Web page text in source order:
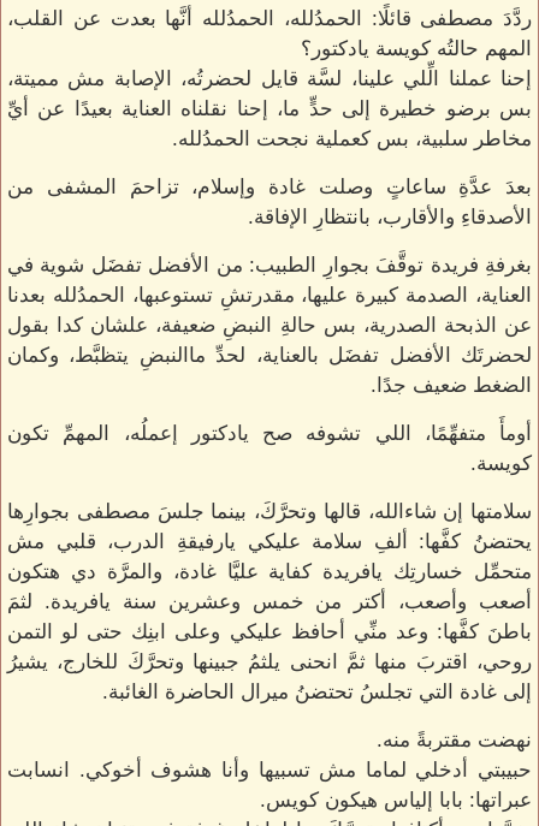
ردَّدَ مصطفى قائلًا: الحمدُلله، الحمدُلله أنَّها بعدت عن القلب،
المهم حالتُه كويسة يادكتور؟
إحنا عملنا الِّلي علينا، لسَّة قايل لحضرتُه، الإصابة مش مميتة،
بس برضو خطيرة إلى حدٍّ ما، إحنا نقلناه العناية بعيدًا عن أيِّ
مخاطر سلبية، بس كعملية نجحت الحمدُلله.
بعدَ عدَّةِ ساعاتٍ وصلت غادة وإسلام، تزاحمَ المشفى من
الأصدقاءِ والأقارب، بانتظارِ الإفاقة.
بغرفةِ فريدة توقَّفَ بجوارِ الطبيب: من الأفضل تفضَل شوية في
العناية، الصدمة كبيرة عليها، مقدرتشِ تستوعبها، الحمدُلله بعدنا
عن الذبحة الصدرية، بس حالةِ النبضِ ضعيفة، علشان كدا بقول
لحضرتَك الأفضل تفضَل بالعناية، لحدِّ ماالنبضِ يتظبَّط، وكمان
الضغط ضعيف جدًا.
أومأَ متفهِّمًا، اللي تشوفه صح يادكتور إعملُه، المهمِّ تكون
كويسة.
سلامتها إن شاءالله، قالها وتحرَّكَ، بينما جلسَ مصطفى بجوارِها
يحتضنُ كفَّها: ألفِ سلامة عليكي يارفيقةِ الدرب، قلبي مش
متحمِّل خسارتِك يافريدة كفاية عليَّا غادة، والمرَّة دي هتكون
أصعب وأصعب، أكتر من خمس وعشرين سنة يافريدة. لثمَ
باطنَ كفَّها: وعد منِّي أحافظ عليكي وعلى ابنِك حتى لو التمن
روحي، اقتربَ منها ثمَّ انحنى يلثمُ جبينها وتحرَّكَ للخارج، يشيرُ
إلى غادة التي تجلسُ تحتضنُ ميرال الحاضرة الغائبة.
نهضت مقتربةً منه.
حبيبتي أدخلي لماما مش تسبيها وأنا هشوف أخوكي. انسابت
عبراتها: بابا إلياس هيكون كويس.